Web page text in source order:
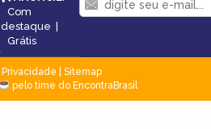
Com
destaque |
Grátis
Privacidade
Sitemap
pelo time do EncontraBrasil